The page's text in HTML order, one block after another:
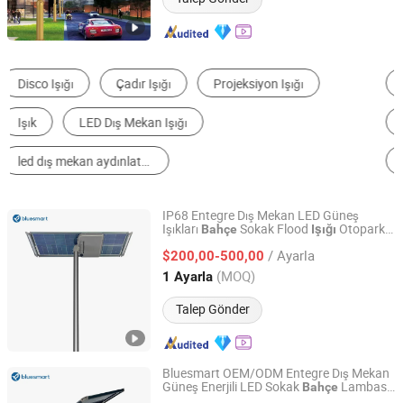
Güneş Işığı Lambası LED Sokak Lambası
LED Projektör Sokak Lambası
LED Bahçe Lambası
IP68 Entegre Dış Mekan LED Güneş
Işıkları Bahçe Sokak Flood Işığı Otopark
$200,00-500,00 / Ayarla
1 Ayarla (MOQ)
Talep Gönder
Bluesmart Solar PV Co., Ltd.
Fiyat 2016
Bluesmart OEM/ODM Entegre Dış Mekan
Güneş Enerjili LED Sokak Bahçe Lambası,
Bluesmart Solar PV Co., Ltd.